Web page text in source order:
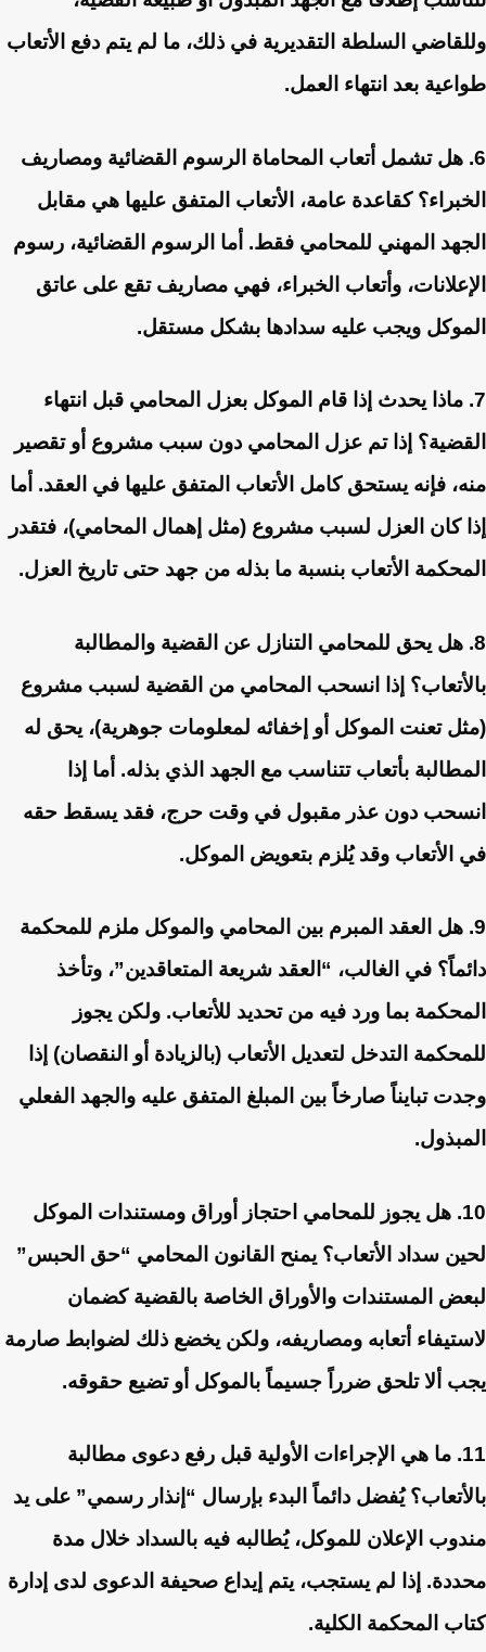
وللقاضي السلطة التقديرية في ذلك، ما لم يتم دفع الأتعاب
طواعية بعد انتهاء العمل.
6. هل تشمل أتعاب المحاماة الرسوم القضائية ومصاريف
الخبراء؟ كقاعدة عامة، الأتعاب المتفق عليها هي مقابل
الجهد المهني للمحامي فقط. أما الرسوم القضائية، رسوم
الإعلانات، وأتعاب الخبراء، فهي مصاريف تقع على عاتق
الموكل ويجب عليه سدادها بشكل مستقل.
7. ماذا يحدث إذا قام الموكل بعزل المحامي قبل انتهاء
القضية؟ إذا تم عزل المحامي دون سبب مشروع أو تقصير
منه، فإنه يستحق كامل الأتعاب المتفق عليها في العقد. أما
إذا كان العزل لسبب مشروع (مثل إهمال المحامي)، فتقدر
المحكمة الأتعاب بنسبة ما بذله من جهد حتى تاريخ العزل.
8. هل يحق للمحامي التنازل عن القضية والمطالبة
بالأتعاب؟ إذا انسحب المحامي من القضية لسبب مشروع
(مثل تعنت الموكل أو إخفائه لمعلومات جوهرية)، يحق له
المطالبة بأتعاب تتناسب مع الجهد الذي بذله. أما إذا
انسحب دون عذر مقبول في وقت حرج، فقد يسقط حقه
في الأتعاب وقد يُلزم بتعويض الموكل.
9. هل العقد المبرم بين المحامي والموكل ملزم للمحكمة
دائماً؟ في الغالب، “العقد شريعة المتعاقدين”، وتأخذ
المحكمة بما ورد فيه من تحديد للأتعاب. ولكن يجوز
للمحكمة التدخل لتعديل الأتعاب (بالزيادة أو النقصان) إذا
وجدت تبايناً صارخاً بين المبلغ المتفق عليه والجهد الفعلي
المبذول.
10. هل يجوز للمحامي احتجاز أوراق ومستندات الموكل
لحين سداد الأتعاب؟ يمنح القانون المحامي “حق الحبس”
لبعض المستندات والأوراق الخاصة بالقضية كضمان
لاستيفاء أتعابه ومصاريفه، ولكن يخضع ذلك لضوابط صارمة
يجب ألا تلحق ضرراً جسيماً بالموكل أو تضيع حقوقه.
11. ما هي الإجراءات الأولية قبل رفع دعوى مطالبة
بالأتعاب؟يُفضل دائماً البدء بإرسال “إنذار رسمي” على يد
مندوب الإعلان للموكل، يُطالبه فيه بالسداد خلال مدة
محددة. إذا لم يستجب، يتم إيداع صحيفة الدعوى لدى إدارة
كتاب المحكمة الكلية.